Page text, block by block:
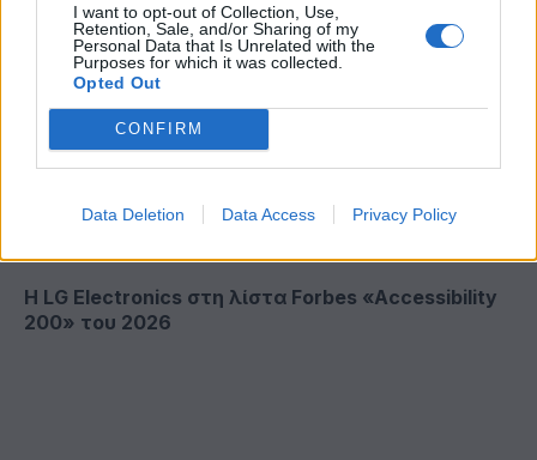
I want to opt-out of Collection, Use,
Retention, Sale, and/or Sharing of my
Personal Data that Is Unrelated with the
Purposes for which it was collected.
Opted Out
CONFIRM
Data Deletion Data Access Privacy Policy
Η LG Electronics στη λίστα Forbes «Accessibility
200» του 2026